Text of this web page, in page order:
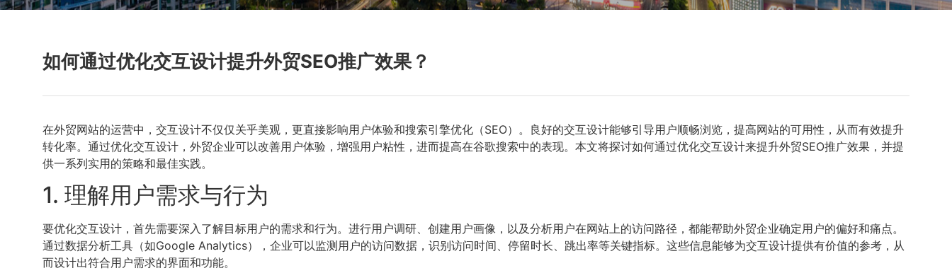
如何通过优化交互设计提升外贸SEO推广效果？
在外贸网站的运营中，交互设计不仅仅关乎美观，更直接影响用户体验和搜索引擎优化（SEO）。良好的交互设计能够引导用户顺畅浏览，提高网站的可用性，从而有效提升
转化率。通过优化交互设计，外贸企业可以改善用户体验，增强用户粘性，进而提高在谷歌搜索中的表现。本文将探讨如何通过优化交互设计来提升外贸SEO推广效果，并提
供一系列实用的策略和最佳实践。
1. 理解用户需求与行为
要优化交互设计，首先需要深入了解目标用户的需求和行为。进行用户调研、创建用户画像，以及分析用户在网站上的访问路径，都能帮助外贸企业确定用户的偏好和痛点。
通过数据分析工具（如Google Analytics），企业可以监测用户的访问数据，识别访问时间、停留时长、跳出率等关键指标。这些信息能够为交互设计提供有价值的参考，从
而设计出符合用户需求的界面和功能。